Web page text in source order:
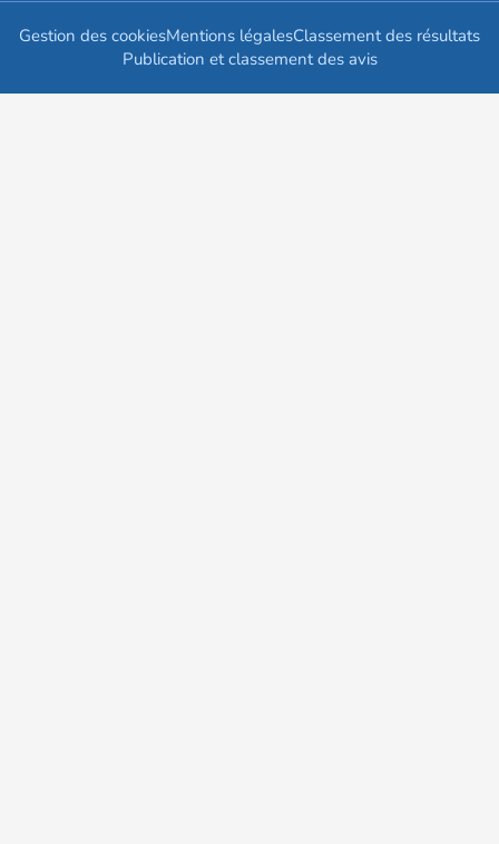
Gestion des cookiesMentions légalesClassement des résultats
Publication et classement des avis